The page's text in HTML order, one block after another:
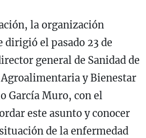
la organización
dirigió el pasado 23 de
general de Sanidad de
y Bienestar
García Muro, con el
este asunto y conocer
de la enfermedad